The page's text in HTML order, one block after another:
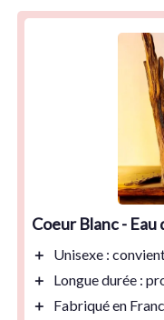
Coeur Blanc -
＋ Unisexe :
＋
Longue durée :
＋
Fabriqué en